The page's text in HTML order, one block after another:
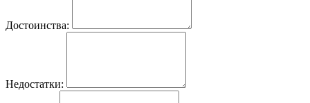
Достоинства:
Недостатки: